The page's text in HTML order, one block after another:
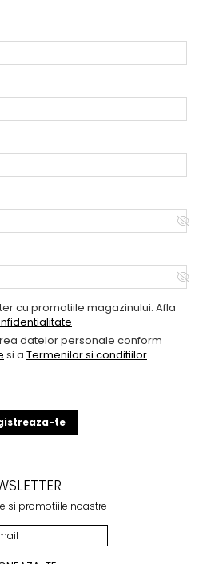
cu promotiile magazinului. Afla
datelor personale conform
si a Termenilor si conditiilor
te
si promotiile noastre